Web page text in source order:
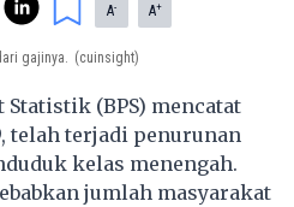
A- A+
gajinya. (cuinsight)
Statistik (BPS) mencatat
telah terjadi penurunan
kelas menengah.
jumlah masyarakat